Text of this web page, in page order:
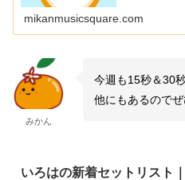
mikanmusicsquare.com
みかん
今週も15秒＆30
他にもあるので
いろはの新着セットリスト